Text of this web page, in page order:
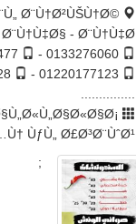
Ø¨Ù†Ø²ÙŠÙ†Ø©
- Ø¨Ù†Ù‡Ø§
ÙƒÙ„ Ø£Ø³Ø¨ÙˆØ¹
;